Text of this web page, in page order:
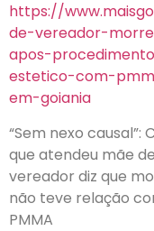
https://
de-vereador-
apos-
estetico-com-
em-goiania
“Sem nexo causal”:
que atendeu mãe de
vereador diz que
não teve relação
PMMA